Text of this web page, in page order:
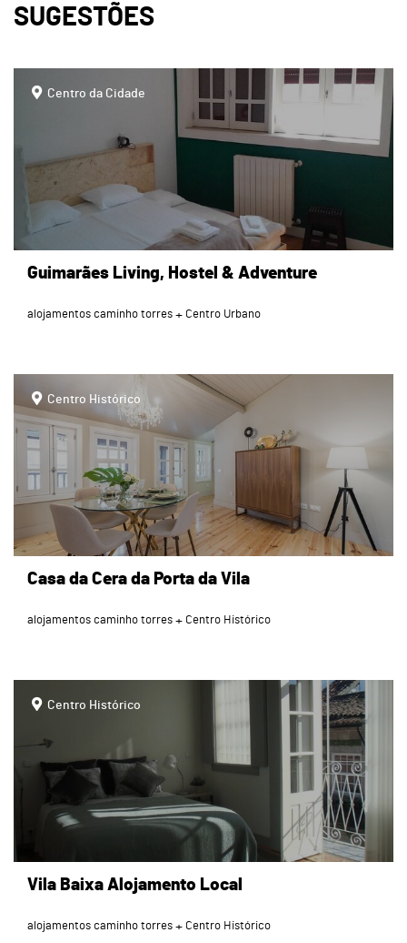
SUGESTÕES
Centro da Cidade
Guimarães Living, Hostel & Adventure
alojamentos caminho torres Centro Urbano
Centro Histórico
Casa da Cera da Porta da Vila
alojamentos caminho torres Centro Histórico
Centro Histórico
Vila Baixa Alojamento Local
alojamentos caminho torres Centro Histórico